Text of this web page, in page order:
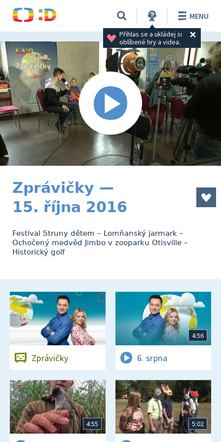
Přihlas se a ukládej si
oblíbené hry a videa.
MENU
Zprávičky —
15. října 2016
Festival Struny dětem – Lomňanský jarmark –
Ochočený medvěd Jimbo v zooparku Otisville –
Historický golf
Zprávičky
4:56
6. srpna
4:55 5:02